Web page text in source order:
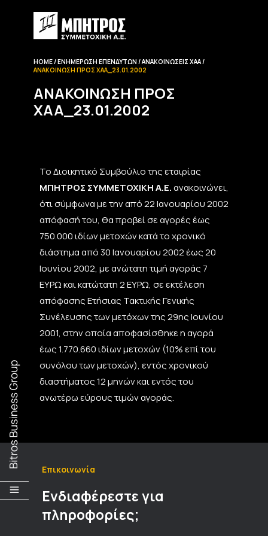
HOME ΕΝΗΜΈΡΩΣΗ EΠΕΝΔΥΤΏΝ
ΑΝΑΚΟΙΝΏΣΕΙΣ ΧΑΑ
ΑΝΑΚΟΊΝΩΣΗ ΠΡΟΣ ΧΑΑ_23.01.2002
ΑΝΑΚΟΊΝΩΣΗ ΠΡΟΣ
ΧΑΑ_23.01.2002
Το Διοικητικό Συμβούλιο της εταιρίας
ΜΠΗΤΡΟΣ ΣΥΜΜΕΤΟΧΙΚΗ Α.Ε.ανακοινώνει,
ότι σύμφωνα με την από 22 Ιανουαρίου 2002
απόφασή του, θα προβεί σε αγορές έως
750.000 ιδίων μετοχών κατά το χρονικό
διάστημα από 30 Ιανουαρίου 2002 έως 20
Ιουνίου 2002, με ανώτατη τιμή αγοράς 7
ΕΥΡΩ και κατώτατη 2 ΕΥΡΩ, σε εκτέλεση
απόφασης Ετήσιας Τακτικής Γενικής
Συνέλευσης των μετόχων της 29ης Ιουνίου
2001, στην οποία αποφασίσθηκε η αγορά
έως 1.770.660 ιδίων μετοχών (10% επί του
συνόλου των μετοχών), εντός χρονικού
διαστήματος 12 μηνών και εντός του
ανωτέρω εύρους τιμών αγοράς.
Επικοινωνία
Ενδιαφέρεστε για
πληροφορίες;